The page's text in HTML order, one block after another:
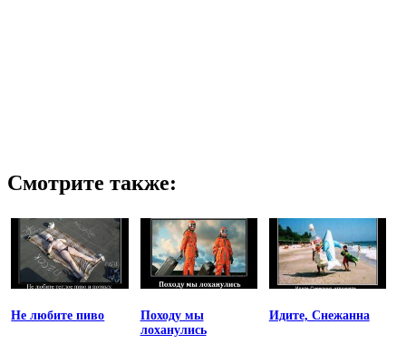
Смотрите также:
Не любите пиво
Походу мы
лоханулись
Идите, Снежанна